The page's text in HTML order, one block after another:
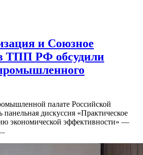
и Союзное
в ТПП РФ обсудили
палате Российской
панельная дискуссия «Практическое
экономической эффективности» —